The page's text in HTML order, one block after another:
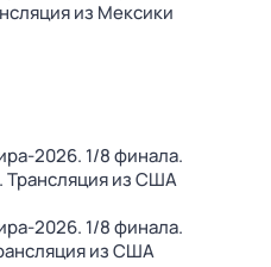
из Мексики
2026. 1/8 финала.
Трансляция из США
2026. 1/8 финала.
из США